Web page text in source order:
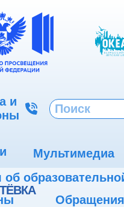
и
Мультимедиа